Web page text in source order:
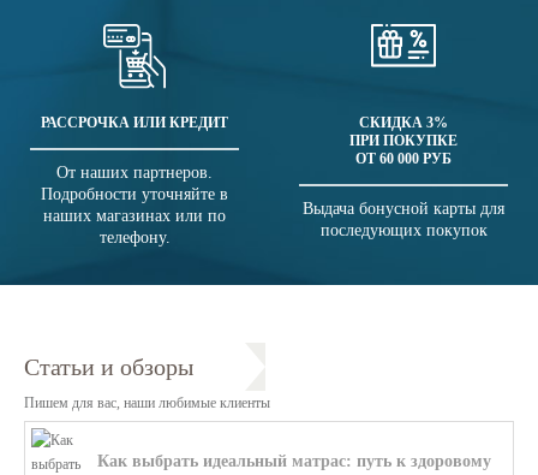
РАССРОЧКА ИЛИ КРЕДИТ
От наших партнеров.
Подробности уточняйте в
наших магазинах или по
телефону.
СКИДКА 3%
ПРИ ПОКУПКЕ
ОТ 60 000 РУБ
Выдача бонусной карты для
последующих покупок
Статьи и обзоры
Пишем для вас, наши любимые клиенты
Как выбрать идеальный матрас: путь к здоровому